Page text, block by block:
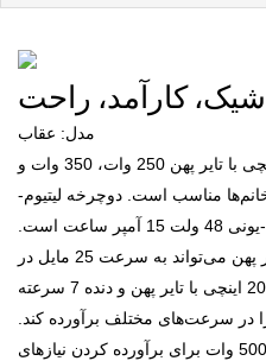
شیک، کارآمد، راحت
مدل: عقاب
دوچرخه برقی لیتیوم-یونی 20 اینچی با تایر پهن 250 وات، 350 وات و
و خانم‌ها مناسب است. دوچرخه لیتیوم-
یونی 500 وات مجهز به باتری لیتیوم-یونی 48 ولت 15 آمپر ساعت است.
دوچرخه برقی 20 اینچی با تایر پهن می‌تواند به سرعت 25 مایل در
ساعت برسد. دوچرخه برقی 20 اینچی با تایر پهن و دنده 7 سرعته
در سرعت‌های مختلف برآورده کند.
در اکثر کشورها، دوچرخه برقی 500 وات برای برآورده کردن نیازهای